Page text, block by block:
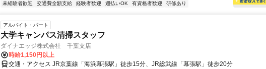
未経験者歓迎
交通費全額支給 経験者歓迎 週払いOK 有資格者歓迎 研修あり
アルバイト・パート
大学キャンパス清掃スタッフ
ダイナエッジ株式会社 千葉支店
時給1,150円以上
交通・アクセス JR京葉線「海浜幕張駅」徒歩15分、JR総武線「幕張駅」徒歩20分